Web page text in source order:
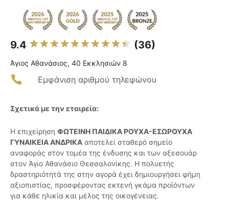
9.4 (36)
Άγιος Αθανάσιος, 40 Εκκλησιών 8
Εμφάνιση αριθμού τηλεφώνου
Σχετικά με την εταιρεία:
Η επιχείρηση ΦΩΤΕΙΝΗ ΠΑΙΔΙΚΑ ΡΟΥΧΑ-ΕΣΩΡΟΥΧΑ
ΓΥΝΑΙΚΕΙΑ ΑΝΔΡΙΚΑ αποτελεί σταθερό σημείο
αναφοράς στον τομέα της ένδυσης και των αξεσουάρ
στον Άγιο Αθανάσιο Θεσσαλονίκης. Η πολυετής
δραστηριότητά της στην αγορά έχει δημιουργήσει φήμη
αξιοπιστίας, προσφέροντας εκτενή γκάμα προϊόντων
για κάθε ηλικία και μέλος της οικογένειας.